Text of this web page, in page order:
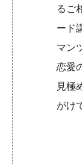
るご
ード
マン
恋愛
見極
がけ